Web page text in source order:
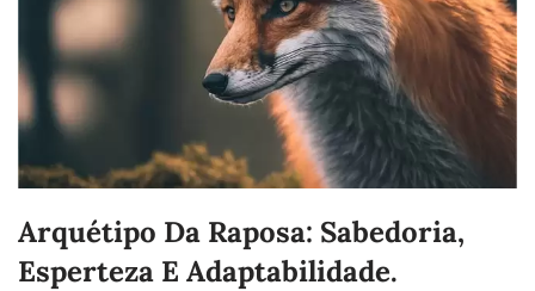
Arquétipo Da Raposa: Sabedoria,
Esperteza E Adaptabilidade.